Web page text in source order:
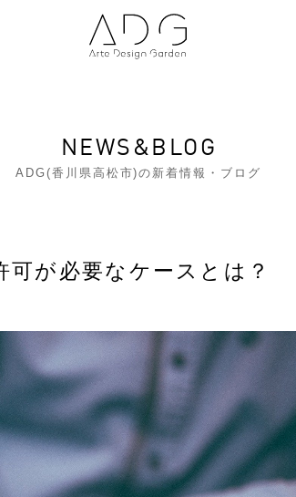
NEWS&BLOG
ADG(香川県高松市)の新着情報・ブログ
が必要なケースとは？